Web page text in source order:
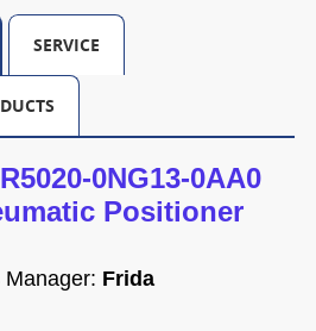
SERVICE
0NG13-0AA0
Positioner
Manager: Frida